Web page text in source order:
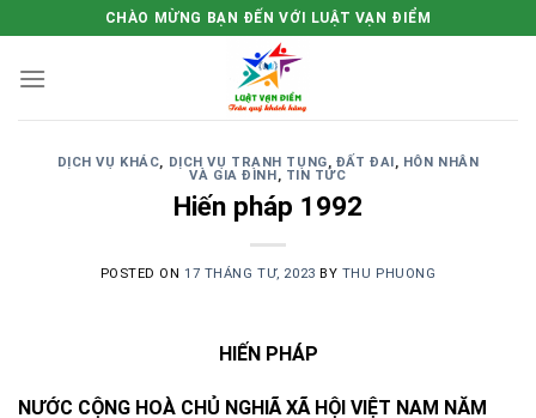
to
content
CHÀO MỪNG BẠN ĐẾN VỚI LUẬT VẠN ĐIỂM
DỊCH VỤ KHÁC, DỊCH VỤ TRANH TỤNG, ĐẤT ĐAI, HÔN NHÂN
VÀ GIA ĐÌNH, TIN TỨC
Hiến pháp 1992
POSTED ON17 THÁNG TƯ, 2023 BY THU PHUONG
HIẾN PHÁP
NƯỚC CỘNG HOÀ CHỦ NGHIÃ XÃ HỘI VIỆT NAM NĂM